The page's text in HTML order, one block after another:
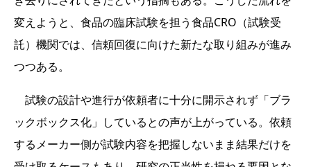
変えようと、食品の臨床試験を担う食品CRO（試験受
託）機関では、信頼回復に向けた新たな取り組みが進み
つつある。
試験の設計や進行が依頼者に十分に開示されず「ブラ
ックボックス化」しているとの声が上がっている。依頼
するメーカー側が試験内容を把握しないまま結果だけを